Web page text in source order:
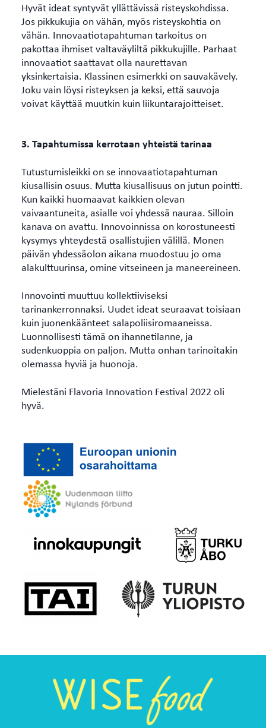
Hyvät ideat syntyvät yllättävissä risteyskohdissa.
Jos pikkukujia on vähän, myös risteyskohtia on
vähän. Innovaatiotapahtuman tarkoitus on
pakottaa ihmiset valtaväyliltä pikkukujille. Parhaat
innovaatiot saattavat olla naurettavan
yksinkertaisia. Klassinen esimerkki on sauvakävely.
Joku vain löysi risteyksen ja keksi, että sauvoja
voivat käyttää muutkin kuin liikuntarajoitteiset.
3. Tapahtumissa kerrotaan yhteistä tarinaa
Tutustumisleikki on se innovaatiotapahtuman
kiusallisin osuus. Mutta kiusallisuus on jutun pointti.
Kun kaikki huomaavat kaikkien olevan
vaivaantuneita, asialle voi yhdessä nauraa. Silloin
kanava on avattu. Innovoinnissa on korostuneesti
kysymys yhteydestä osallistujien välillä. Monen
päivän yhdessäolon aikana muodostuu jo oma
alakulttuurinsa, omine vitseineen ja maneereineen.
Innovointi muuttuu kollektiiviseksi
tarinankerronnaksi. Uudet ideat seuraavat toisiaan
kuin juonenkäänteet salapoliisiromaaneissa.
Luonnollisesti tämä on ihannetilanne, ja
sudenkuoppia on paljon. Mutta onhan tarinoitakin
olemassa hyviä ja huonoja.
Mielestäni Flavoria Innovation Festival 2022 oli
hyvä.